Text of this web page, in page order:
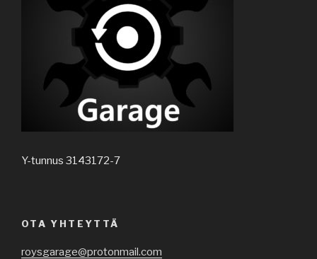
Y-tunnus 3143172-7
OTA YHTEYTTÄ
roysgarage@protonmail.com